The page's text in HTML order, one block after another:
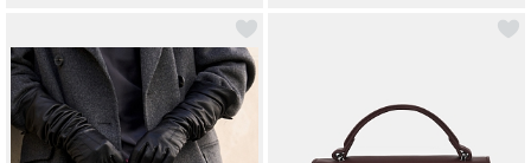
Покупателям